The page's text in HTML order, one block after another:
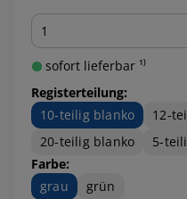
Menge
sofort lieferbar ¹⁾
Registerteilung:
10-teilig blanko
12-
20-teilig blanko
5-
Farbe:
grau
grün